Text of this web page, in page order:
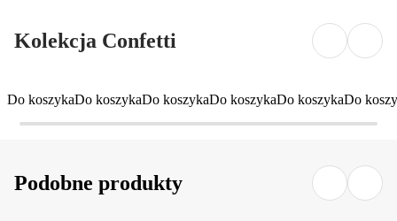
Kolekcja Confetti
Do koszykaDo koszykaDo koszykaDo koszykaDo koszykaDo
Podobne produkty